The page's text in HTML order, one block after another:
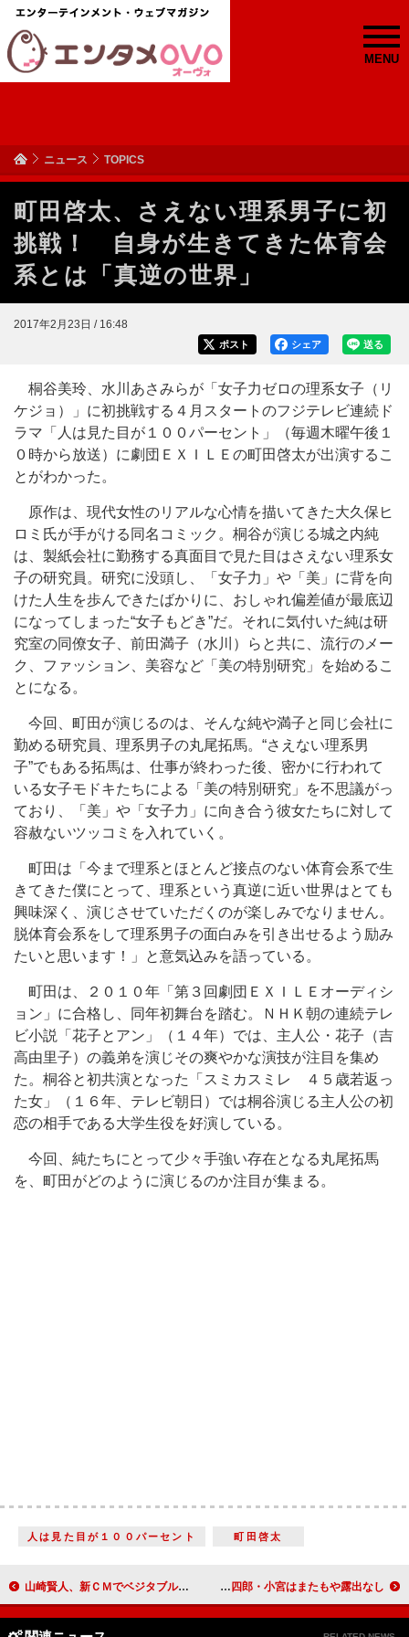
MENU
ニュース TOPICS
町田啓太、さえない理系男子に初
挑戦！ 自身が生きてきた体育会
系とは「真逆の世界」
2017年2月23日 / 16:48
送る
シェア
ポスト
桐谷美玲、水川あさみらが「女子力ゼロの理系女子（リ
ケジョ）」に初挑戦する４月スタートのフジテレビ連続ド
ラマ「人は見た目が１００パーセント」（毎週木曜午後１
０時から放送）に劇団ＥＸＩＬＥの町田啓太が出演するこ
とがわかった。
原作は、現代女性のリアルな心情を描いてきた大久保ヒ
ロミ氏が手がける同名コミック。桐谷が演じる城之内純
は、製紙会社に勤務する真面目で見た目はさえない理系女
子の研究員。研究に没頭し、「女子力」や「美」に背を向
けた人生を歩んできたばかりに、おしゃれ偏差値が最底辺
になってしまった“女子もどき”だ。それに気付いた純は研
究室の同僚女子、前田満子（水川）らと共に、流行のメー
ク、ファッション、美容など「美の特別研究」を始めるこ
とになる。
今回、町田が演じるのは、そんな純や満子と同じ会社に
勤める研究員、理系男子の丸尾拓馬。“さえない理系男
子”でもある拓馬は、仕事が終わった後、密かに行われて
いる女子モドキたちによる「美の特別研究」を不思議がっ
ており、「美」や「女子力」に向き合う彼女たちに対して
容赦ないツッコミを入れていく。
町田は「今まで理系とほとんど接点のない体育会系で生
きてきた僕にとって、理系という真逆に近い世界はとても
興味深く、演じさせていただくのが楽しみでなりません。
脱体育会系をして理系男子の面白みを引き出せるよう励み
たいと思います！」と意気込みを語っている。
町田は、２０１０年「第３回劇団ＥＸＩＬＥオーディシ
ョン」に合格し、同年初舞台を踏む。ＮＨＫ朝の連続テレ
ビ小説「花子とアン」（１４年）では、主人公・花子（吉
高由里子）の義弟を演じその爽やかな演技が注目を集め
た。桐谷と初共演となった「スミカスミレ ４５歳若返っ
た女」（１６年、テレビ朝日）では桐谷演じる主人公の初
恋の相手である大学生役を好演している。
今回、純たちにとって少々手強い存在となる丸尾拓馬
を、町田がどのように演じるのか注目が集まる。
人は見た目が１００パーセント 町田啓太
山崎賢人、新ＣＭでベジタブルスムージーバー開店 エプロン姿のおしゃれなマスター役で野菜カットも 広瀬すず、早口言葉で必死に歌う 三四郎・小宮はまたもや露出なし!?